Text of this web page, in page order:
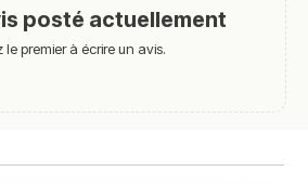
posté actuellement
le premier à écrire un avis.